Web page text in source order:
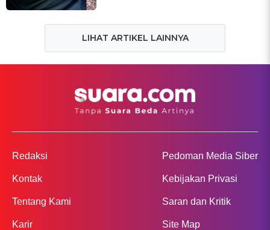
LIHAT ARTIKEL LAINNYA
Redaksi
Kontak
Tentang Kami
Karir
Pedoman Media Siber
Kebijakan Privasi
Saran dan Kritik
Site Map